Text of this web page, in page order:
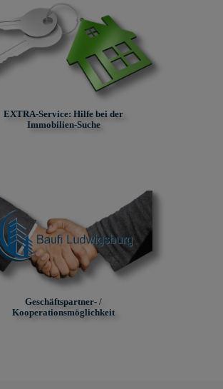
EXTRA-Service: Hilfe bei der
Immobilien-Suche
Geschäftspartner- /
Kooperationsmöglichkeit